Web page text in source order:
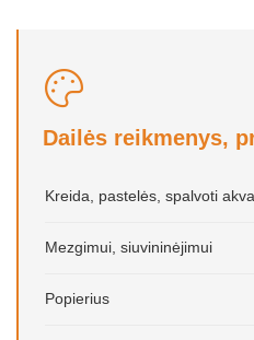
Dailės reikmenys,
Kreida, pastelės, spalvoti
Mezgimui, siuvininėjimui
Popierius